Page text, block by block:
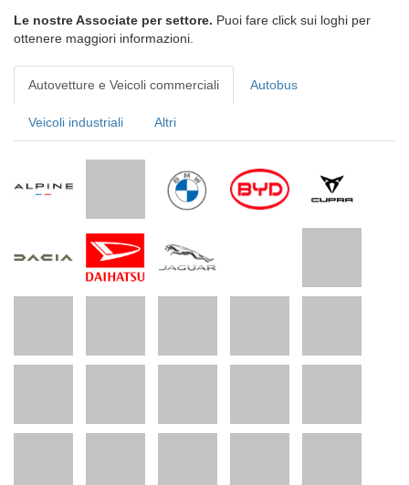
Le nostre Associate per settore. Puoi fare click sui loghi per
ottenere maggiori informazioni.
Autovetture e Veicoli commerciali Autobus
Veicoli industriali Altri